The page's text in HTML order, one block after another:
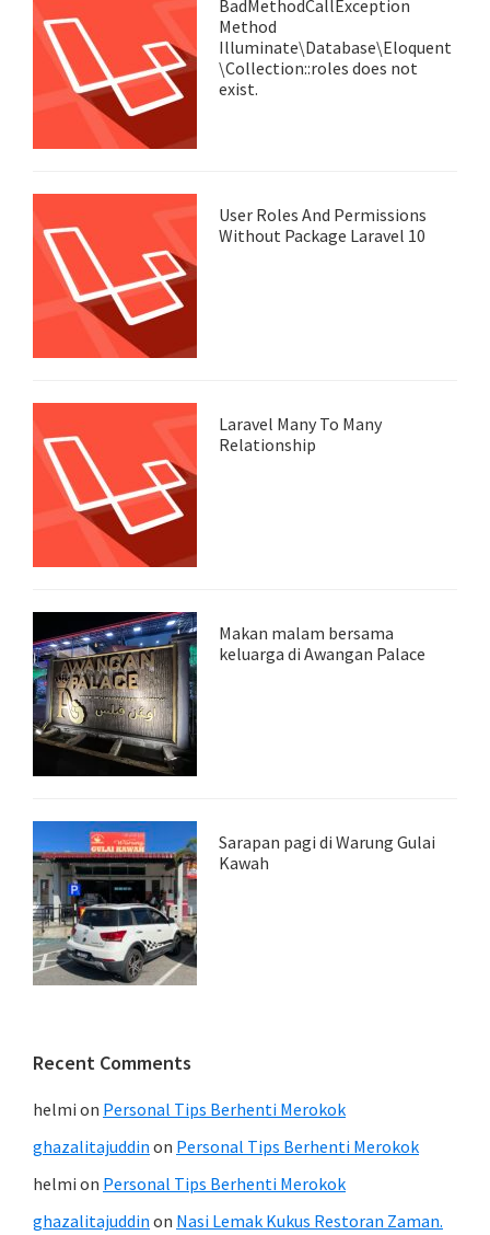
BadMethodCallException
Method
Illuminate\Database\Eloquent
\Collection::roles does not
exist.
User Roles And Permissions
Without Package Laravel 10
Laravel Many To Many
Relationship
Makan malam bersama
keluarga di Awangan Palace
Sarapan pagi di Warung Gulai
Kawah
Recent Comments
helmi on Personal Tips Berhenti Merokok
ghazalitajuddin on Personal Tips Berhenti Merokok
helmi on Personal Tips Berhenti Merokok
ghazalitajuddin on Nasi Lemak Kukus Restoran Zaman.